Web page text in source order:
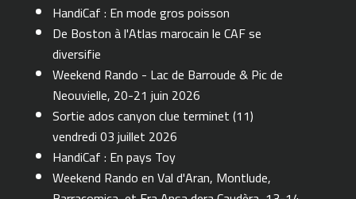
HandiCaf : En mode gros poisson
De Boston à l'Atlas marocain le CAF se
diversifie
Weekend Rando - Lac de Barroude & Pic de
Neouvielle, 20-21 juin 2026
Sortie ados canyon clue terminet (11)
vendredi 03 juillet 2026
HandiCaf : En pays Toy
Weekend Rando en Val d'Aran, Montlude,